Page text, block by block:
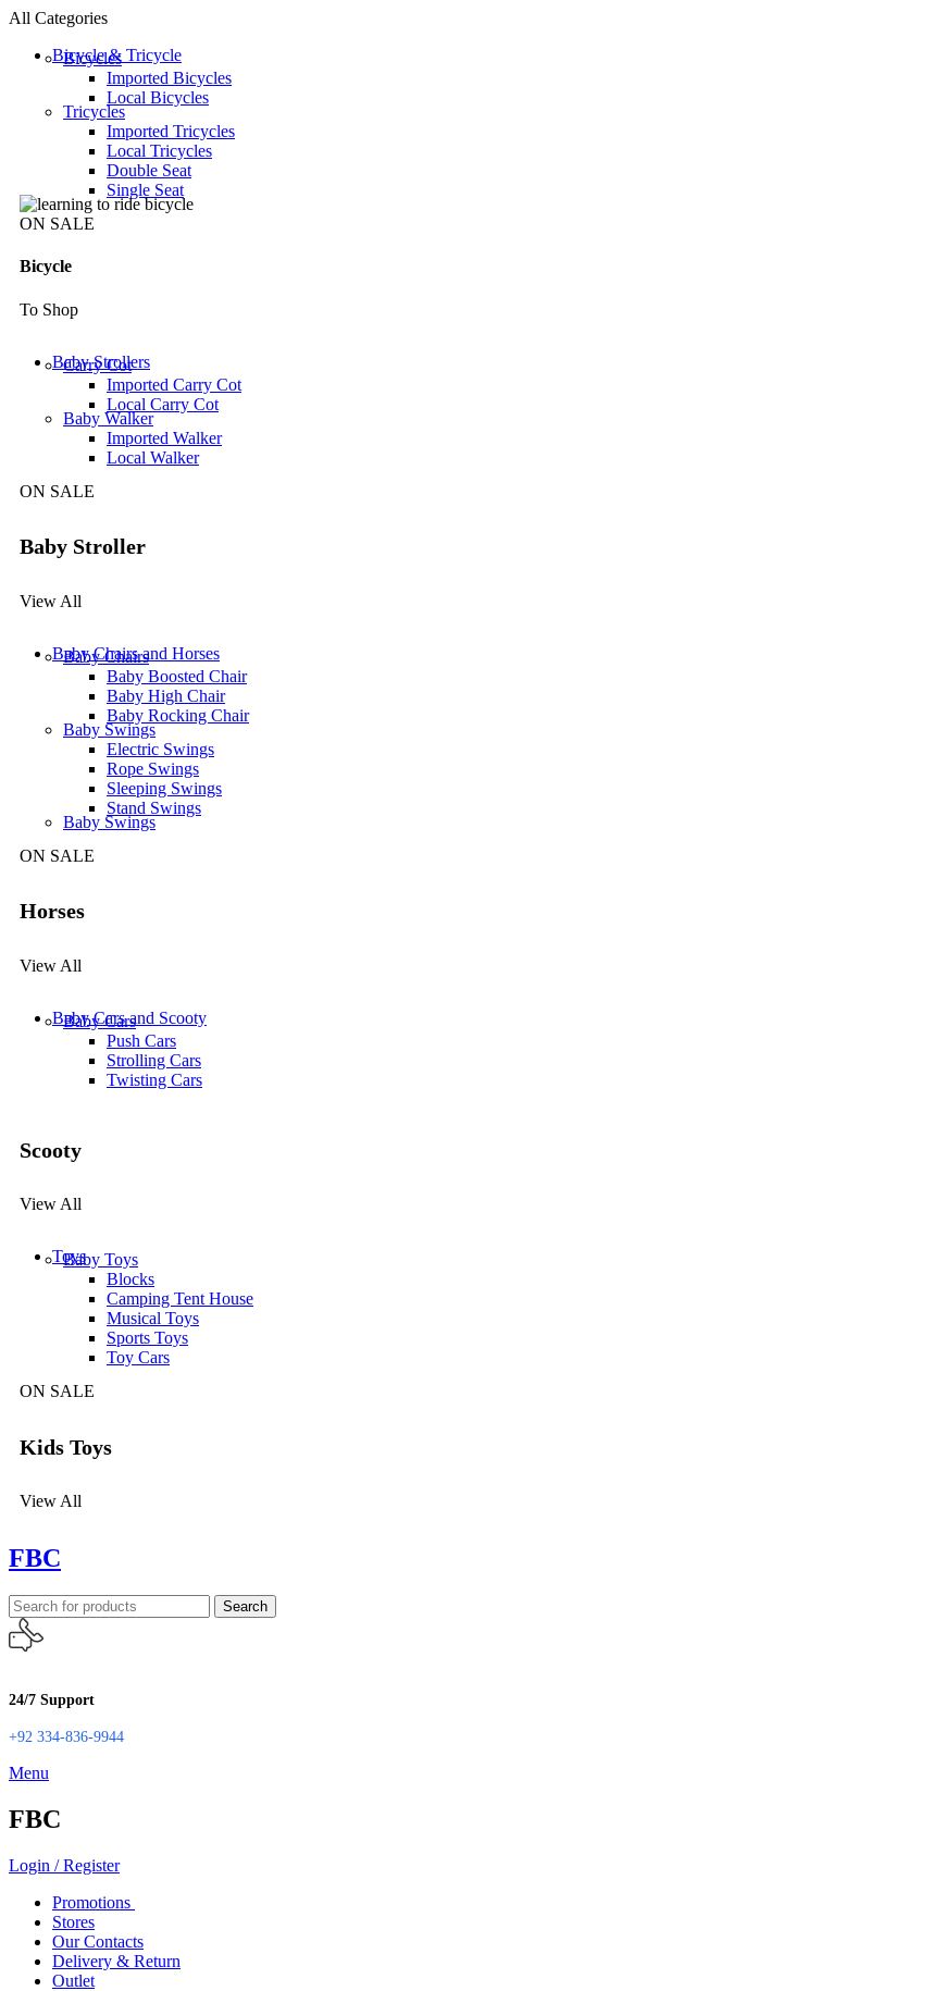
All Categories
Bicycle & Tricycle
Bicycles
Imported Bicycles
Local Bicycles
Tricycles
Imported Tricycles
Local Tricycles
Double Seat
Single Seat
ON SALE
Bicycle
To Shop
Baby Strollers
Carry Cot
Imported Carry Cot
Local Carry Cot
Baby Walker
Imported Walker
Local Walker
ON SALE
Baby Stroller
View All
Baby Chairs and Horses
Baby Chairs
Baby Boosted Chair
Baby High Chair
Baby Rocking Chair
Baby Swings
Electric Swings
Rope Swings
Sleeping Swings
Stand Swings
Baby Swings
ON SALE
Horses
View All
Baby Cars and Scooty
Baby Cars
Push Cars
Strolling Cars
Twisting Cars
Scooty
View All
Toys
Baby Toys
Blocks
Camping Tent House
Musical Toys
Sports Toys
Toy Cars
ON SALE
Kids Toys
View All
FBC
Search
24/7 Support
+92 334-836-9944
Menu
FBC
Login / Register
Promotions
Stores
Our Contacts
Delivery & Return
Outlet